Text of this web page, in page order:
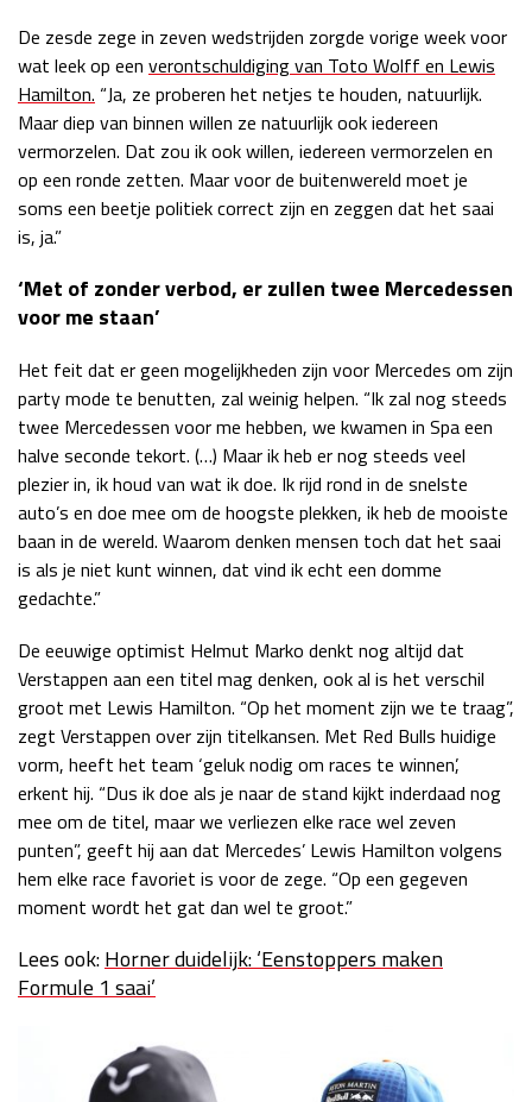
De zesde zege in zeven wedstrijden zorgde vorige week voor
wat leek op een verontschuldiging van Toto Wolff en Lewis
Hamilton. “Ja, ze proberen het netjes te houden, natuurlijk.
Maar diep van binnen willen ze natuurlijk ook iedereen
vermorzelen. Dat zou ik ook willen, iedereen vermorzelen en
op een ronde zetten. Maar voor de buitenwereld moet je
soms een beetje politiek correct zijn en zeggen dat het saai
is, ja.”
‘Met of zonder verbod, er zullen twee Mercedessen
voor me staan’
Het feit dat er geen mogelijkheden zijn voor Mercedes om zijn
party mode te benutten, zal weinig helpen. “Ik zal nog steeds
twee Mercedessen voor me hebben, we kwamen in Spa een
halve seconde tekort. (…) Maar ik heb er nog steeds veel
plezier in, ik houd van wat ik doe. Ik rijd rond in de snelste
auto’s en doe mee om de hoogste plekken, ik heb de mooiste
baan in de wereld. Waarom denken mensen toch dat het saai
is als je niet kunt winnen, dat vind ik echt een domme
gedachte.”
De eeuwige optimist Helmut Marko denkt nog altijd dat
Verstappen aan een titel mag denken, ook al is het verschil
groot met Lewis Hamilton. “Op het moment zijn we te traag”,
zegt Verstappen over zijn titelkansen. Met Red Bulls huidige
vorm, heeft het team ‘geluk nodig om races te winnen’,
erkent hij. “Dus ik doe als je naar de stand kijkt inderdaad nog
mee om de titel, maar we verliezen elke race wel zeven
punten”, geeft hij aan dat Mercedes’ Lewis Hamilton volgens
hem elke race favoriet is voor de zege. “Op een gegeven
moment wordt het gat dan wel te groot.”
Lees ook:Horner duidelijk: ‘Eenstoppers maken
Formule 1 saai’